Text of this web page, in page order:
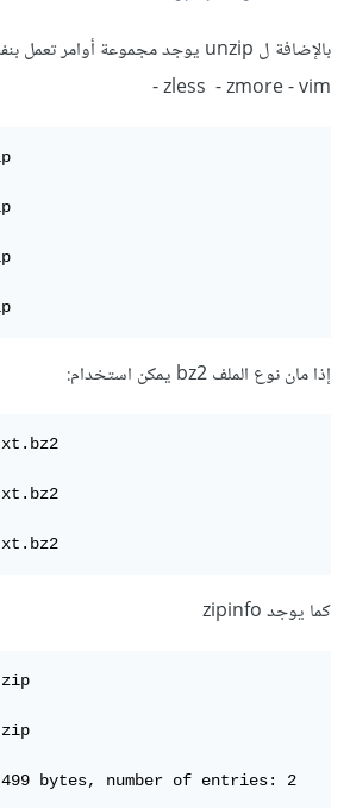
- zless - zmore - vim
إذا مان نوع الملف bz2 يمكن استخدام:
كما يوجد zipinfo
bytes, number of entries: 2